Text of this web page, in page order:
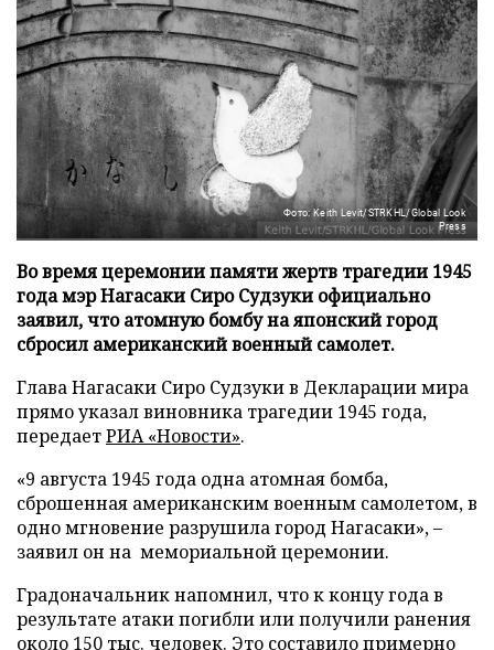
Фото: Keith Levit/STRKHL/Global Look
Press
Во время церемонии памяти жертв трагедии 1945
года мэр Нагасаки Сиро Судзуки официально
заявил, что атомную бомбу на японский город
сбросил американский военный самолет.
Глава Нагасаки Сиро Судзуки в Декларации мира
прямо указал виновника трагедии 1945 года,
передаетРИА «Новости».
«9 августа 1945 года одна атомная бомба,
сброшенная американским военным самолетом, в
одно мгновение разрушила город Нагасаки», –
заявил он на мемориальной церемонии.
Градоначальник напомнил, что к концу года в
результате атаки погибли или получили ранения
около 150 тыс. человек. Это составило примерно